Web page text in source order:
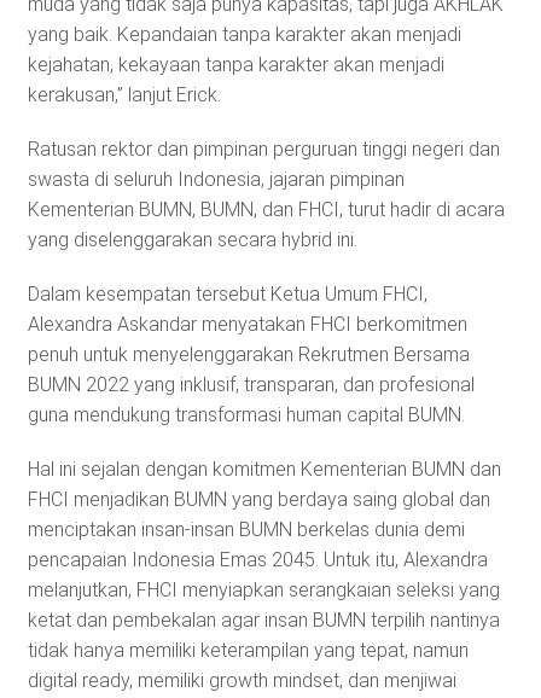
yang baik. Kepandaian tanpa karakter akan menjadi
kejahatan, kekayaan tanpa karakter akan menjadi
kerakusan,” lanjut Erick.
Ratusan rektor dan pimpinan perguruan tinggi negeri dan
swasta di seluruh Indonesia, jajaran pimpinan
Kementerian BUMN, BUMN, dan FHCI, turut hadir di acara
yang diselenggarakan secara hybrid ini.
Dalam kesempatan tersebut Ketua Umum FHCI,
Alexandra Askandar menyatakan FHCI berkomitmen
penuh untuk menyelenggarakan Rekrutmen Bersama
BUMN 2022 yang inklusif, transparan, dan profesional
guna mendukung transformasi human capital BUMN.
Hal ini sejalan dengan komitmen Kementerian BUMN dan
FHCI menjadikan BUMN yang berdaya saing global dan
menciptakan insan-insan BUMN berkelas dunia demi
pencapaian Indonesia Emas 2045. Untuk itu, Alexandra
melanjutkan, FHCI menyiapkan serangkaian seleksi yang
ketat dan pembekalan agar insan BUMN terpilih nantinya
tidak hanya memiliki keterampilan yang tepat, namun
digital ready, memiliki growth mindset, dan menjiwai